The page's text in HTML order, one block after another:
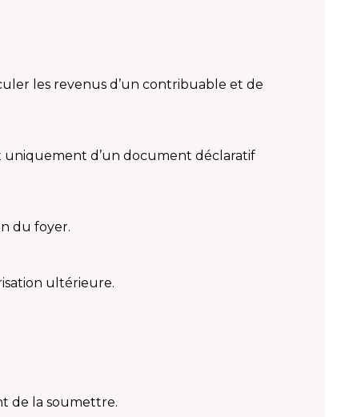
les revenus d’un contribuable et de
uniquement d’un document déclaratif
du foyer.
ultérieure.
de la soumettre.